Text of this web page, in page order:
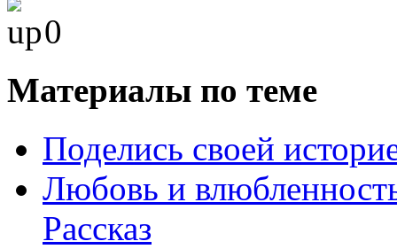
0
Материалы по теме
Поделись своей
Любовь и
Рассказ